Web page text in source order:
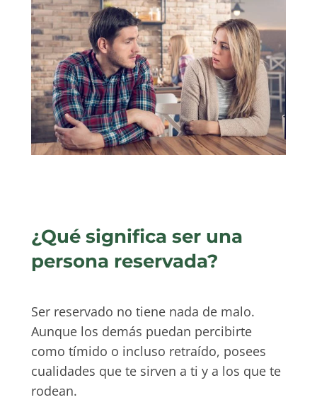
¿Qué significa ser una
persona reservada?
Ser reservado no tiene nada de malo.
Aunque los demás puedan percibirte
como tímido o incluso retraído, posees
cualidades que te sirven a ti y a los que te
rodean.